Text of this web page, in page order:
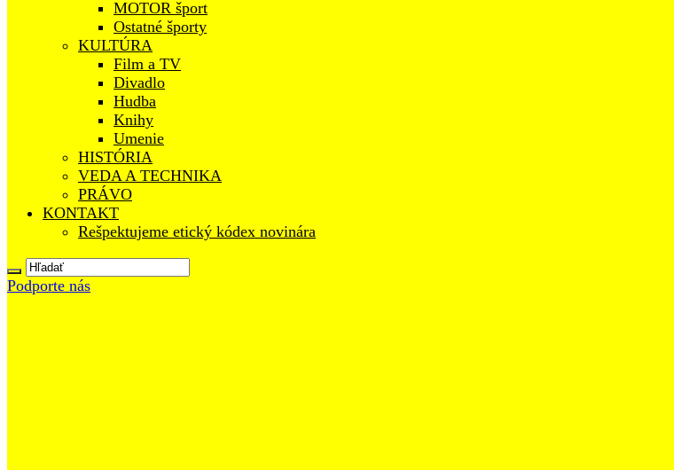
MOTOR šport
Ostatné športy
KULTÚRA
Film a TV
Divadlo
Hudba
Knihy
Umenie
HISTÓRIA
VEDA A TECHNIKA
PRÁVO
KONTAKT
Rešpektujeme etický kódex novinára
Podporte nás